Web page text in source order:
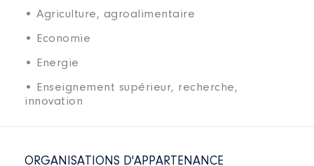
• Agriculture, agroalimentaire
• Economie
• Energie
• Enseignement supérieur, recherche,
innovation
ORGANISATIONS D'APPARTENANCE